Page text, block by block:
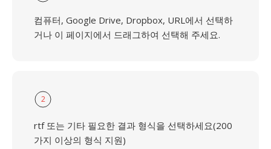
컴퓨터, Google Drive, Dropbox, URL에서 선택하
거나 이 페이지에서 드래그하여 선택해 주세요.
2
rtf 또는 기타 필요한 결과 형식을 선택하세요(200
가지 이상의 형식 지원)